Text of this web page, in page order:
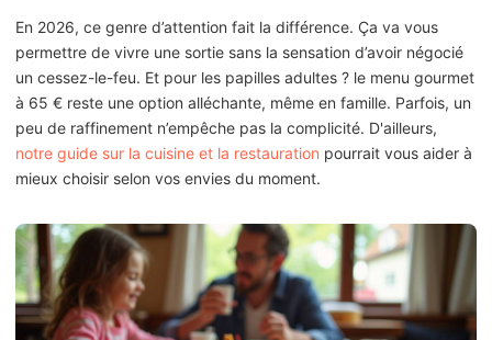
En 2026, ce genre d’attention fait la différence. Ça va vous
permettre de vivre une sortie sans la sensation d’avoir négocié
un cessez-le-feu. Et pour les papilles adultes ? le menu gourmet
à 65 € reste une option alléchante, même en famille. Parfois, un
peu de raffinement n’empêche pas la complicité. D'ailleurs,
notre guide sur la cuisine et la restauration pourrait vous aider à
mieux choisir selon vos envies du moment.